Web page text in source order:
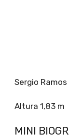
Sergio Ramos
Altura 1,83 m
MINI